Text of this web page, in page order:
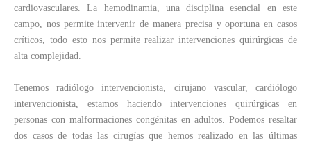
cardiovasculares. La hemodinamia, una disciplina esencial en este
campo, nos permite intervenir de manera precisa y oportuna en casos
críticos, todo esto nos permite realizar intervenciones quirúrgicas de
alta complejidad.
Tenemos radiólogo intervencionista, cirujano vascular, cardiólogo
intervencionista, estamos haciendo intervenciones quirúrgicas en
personas con malformaciones congénitas en adultos. Podemos resaltar
dos casos de todas las cirugías que hemos realizado en las últimas